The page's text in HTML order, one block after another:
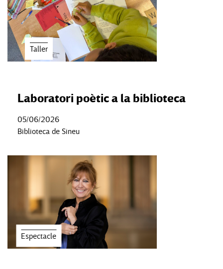
Taller
Laboratori poètic a la biblioteca
05/06/2026
Biblioteca de Sineu
Espectacle